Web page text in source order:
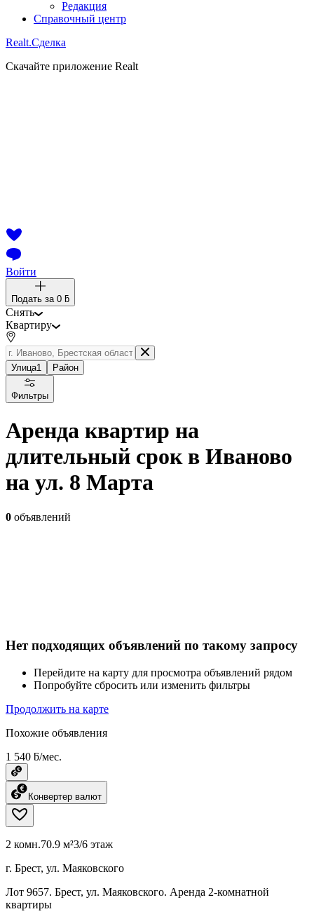
Редакция
Справочный центр
Realt.Сделка
Скачайте приложение Realt
Войти
Подать за 0 ƃ
Снять
Квартиру
Улица1 Район
Фильтры
Аренда квартир на
длительный срок в Иваново
на ул. 8 Марта
0 объявлений
Нет подходящих объявлений по такому запросу
Перейдите на карту для просмотра объявлений рядом
Попробуйте сбросить или изменить фильтры
Продолжить на карте
Похожие объявления
1 540 ƃ/мес.
Конвертер валют
2 комн.70.9 м²3/6 этаж
г. Брест, ул. Маяковского
Лот 9657. Брест, ул. Маяковского. Аренда 2-комнатной
квартиры